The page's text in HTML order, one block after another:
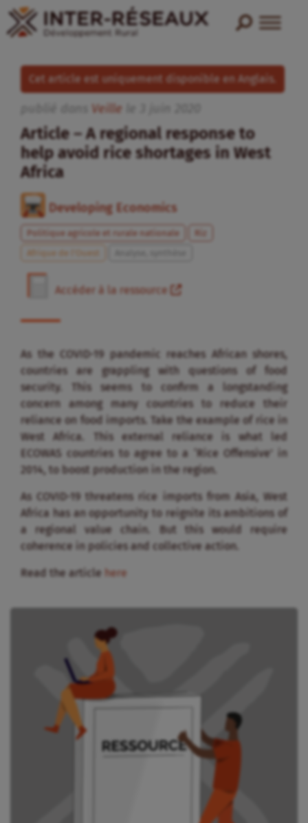
Cet article est uniquement disponible en Anglais.
Veille
Article – A regional response to
help avoid rice shortages in West
Africa
Developing Economics
Politique agricole et rurale nationale
Afrique de l’Ouest
Accéder à la ressource
As the COVID-19 pandemic reaches African shores,
countries are grappling with questions of food
security. This seems to confirm a longstanding
concern among many countries to reduce their
reliance on food imports. Take the example of rice in
West Africa. This external reliance is what led
ECOWAS countries to agree to a ‘Rice Offensive’ in
2014, to boost production in the region.
As COVID-19 threatens rice imports from Asia, West
Africa has an opportunity to reignite its ambitions of
a regional value chain. But this would require
coherence in policies and collective action.
Read the article here